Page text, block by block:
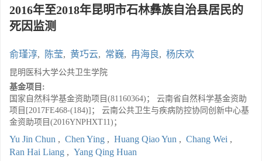
2016年至2018年昆明市石林彝族自治县居民的
死因监测
俞瑾淳, 陈莹, 黄巧云, 常巍, 冉海良, 杨庆欢
昆明医科大学公共卫生学院
基金项目:
国家自然科学基金资助项目(81160364)； 云南省自然科学基金资助
项目[2017FE468-(184)]； 云南公共卫生与疾病防控协同创新中心基
金资助项目(2016YNPHXT11)；
Yu Jin Chun , Chen Ying , Huang Qiao Yun , Chang Wei ,
Ran Hai Liang , Yang Qing Huan